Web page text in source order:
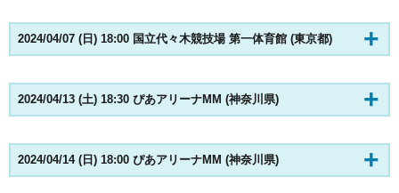
2024/04/07 (日) 18:00 国立代々木競技場 第一体育館 (東京都)
2024/04/13 (土) 18:30 ぴあアリーナMM (神奈川県)
2024/04/14 (日) 18:00 ぴあアリーナMM (神奈川県)